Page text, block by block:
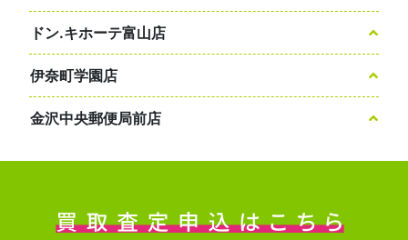
ドン.キホーテ富山店
伊奈町学園店
金沢中央郵便局前店